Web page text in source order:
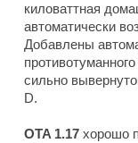
киловаттная
автоматически
Добавлены
сильно
D.
OTA 1.17 хорошо